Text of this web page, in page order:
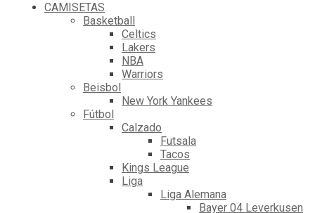
CAMISETAS
Basketball
Celtics
Lakers
NBA
Warriors
Beisbol
New York Yankees
Fútbol
Calzado
Futsala
Tacos
Kings League
Liga
Liga Alemana
Bayer 04 Leverkusen